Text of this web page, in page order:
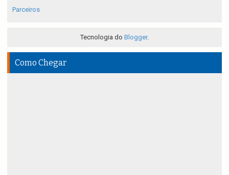
Parceiros
Tecnologia do Blogger.
Como Chegar